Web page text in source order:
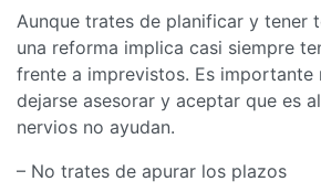
Aunque trates de planificar y tener
una reforma implica casi siempre
frente a imprevistos. Es importante
dejarse asesorar y aceptar que es
nervios no ayudan.
– No trates de apurar los plazos